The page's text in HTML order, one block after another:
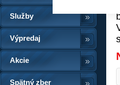
Služby
Výpredaj
Akcie
Spätný zber